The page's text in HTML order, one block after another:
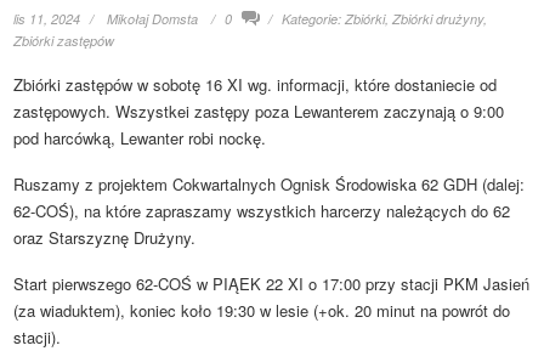
lis 11, 2024 Mikołaj Domsta 0 Kategorie:Zbiórki,Zbiórki drużyny,
Zbiórki zastępów
Zbiórki zastępów w sobotę 16 XI wg. informacji, które dostaniecie od
zastępowych. Wszystkei zastępy poza Lewanterem zaczynają o 9:00
pod harcówką, Lewanter robi nockę.
Ruszamy z projektem Cokwartalnych Ognisk Środowiska 62 GDH (dalej:
62-COŚ), na które zapraszamy wszystkich harcerzy należących do 62
oraz Starszyznę Drużyny.
Start pierwszego 62-COŚ w PIĄEK 22 XI o 17:00 przy stacji PKM Jasień
(za wiaduktem), koniec koło 19:30 w lesie (+ok. 20 minut na powrót do
stacji).